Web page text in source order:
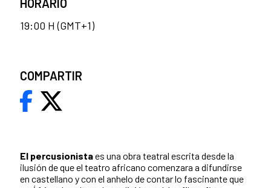
El percusionistaes una obra teatral escrita desde la
ilusión de que el teatro africano comenzara a difundirse
en castellano y con el anhelo de contar lo fascinante que
HORARIO
19:00 H (GMT+1)
COMPARTIR